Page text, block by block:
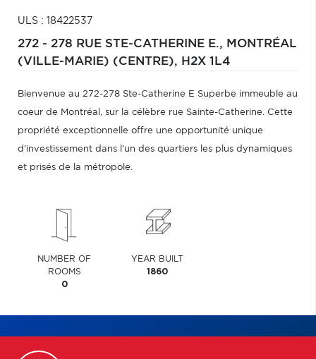
ULS : 18422537
272 - 278 RUE STE-CATHERINE E., MONTRÉAL
(VILLE-MARIE) (CENTRE), H2X 1L4
Bienvenue au 272-278 Ste-Catherine E Superbe immeuble au
coeur de Montréal, sur la célèbre rue Sainte-Catherine. Cette
propriété exceptionnelle offre une opportunité unique
d'investissement dans l'un des quartiers les plus dynamiques
et prisés de la métropole.
NUMBER OF
ROOMS
0
YEAR BUILT
1860